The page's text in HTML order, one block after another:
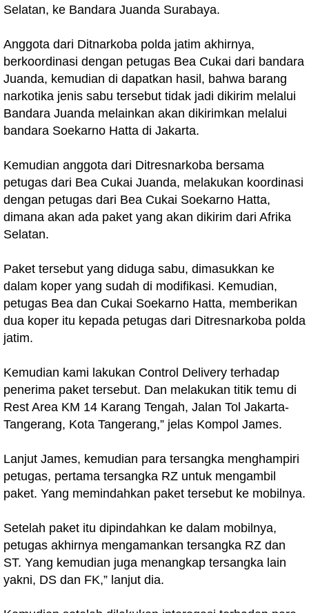
Selatan, ke Bandara Juanda Surabaya.
Anggota dari Ditnarkoba polda jatim akhirnya,
berkoordinasi dengan petugas Bea Cukai dari bandara
Juanda, kemudian di dapatkan hasil, bahwa barang
narkotika jenis sabu tersebut tidak jadi dikirim melalui
Bandara Juanda melainkan akan dikirimkan melalui
bandara Soekarno Hatta di Jakarta.
Kemudian anggota dari Ditresnarkoba bersama
petugas dari Bea Cukai Juanda, melakukan koordinasi
dengan petugas dari Bea Cukai Soekarno Hatta,
dimana akan ada paket yang akan dikirim dari Afrika
Selatan.
Paket tersebut yang diduga sabu, dimasukkan ke
dalam koper yang sudah di modifikasi. Kemudian,
petugas Bea dan Cukai Soekarno Hatta, memberikan
dua koper itu kepada petugas dari Ditresnarkoba polda
jatim.
Kemudian kami lakukan Control Delivery terhadap
penerima paket tersebut. Dan melakukan titik temu di
Rest Area KM 14 Karang Tengah, Jalan Tol Jakarta-
Tangerang, Kota Tangerang,” jelas Kompol James.
Lanjut James, kemudian para tersangka menghampiri
petugas, pertama tersangka RZ untuk mengambil
paket. Yang memindahkan paket tersebut ke mobilnya.
Setelah paket itu dipindahkan ke dalam mobilnya,
petugas akhirnya mengamankan tersangka RZ dan
ST. Yang kemudian juga menangkap tersangka lain
yakni, DS dan FK,” lanjut dia.